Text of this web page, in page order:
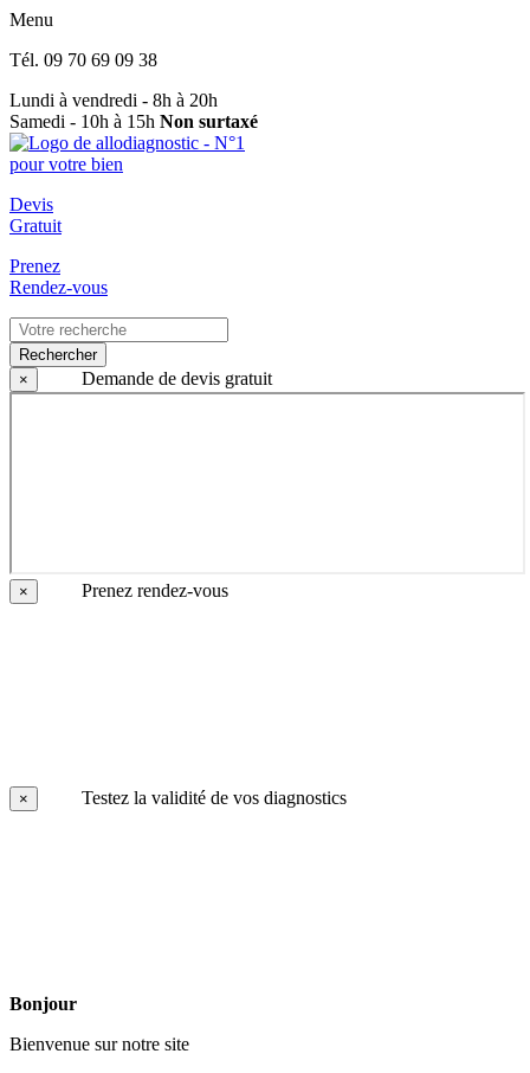
Menu
Tél. 09 70 69 09 38
Lundi à vendredi - 8h à 20h
Samedi - 10h à 15h Non surtaxé
Devis
Gratuit
Prenez
Rendez-vous
Rechercher
×
Demande de devis gratuit
× Prenez rendez-vous
× Testez la validité de vos diagnostics
Bonjour
Bienvenue sur notre site